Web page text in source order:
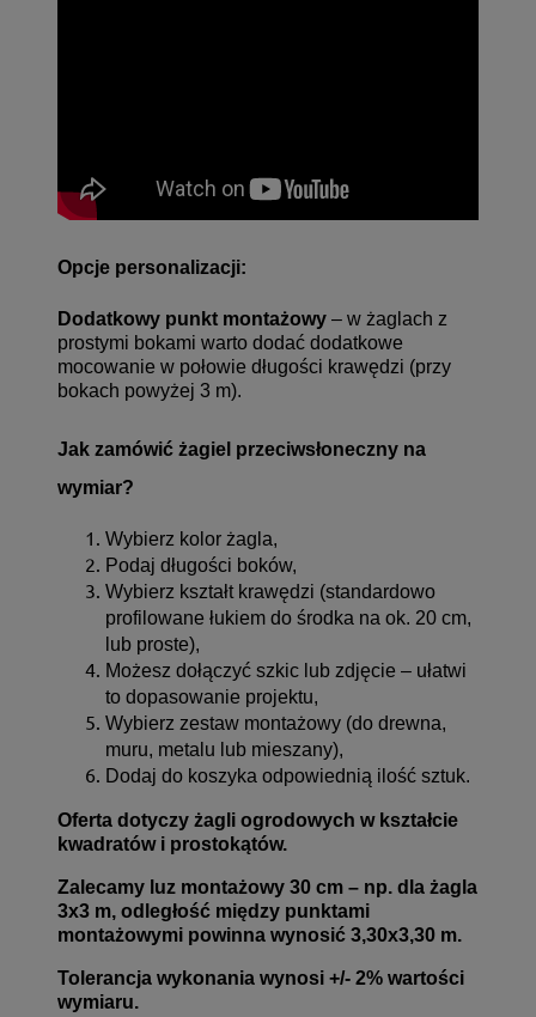
Opcje personalizacji:
Dodatkowy punkt montażowy – w żaglach z
prostymi bokami warto dodać dodatkowe
mocowanie w połowie długości krawędzi (przy
bokach powyżej 3 m).
Jak zamówić żagiel przeciwsłoneczny na
wymiar?
Wybierz kolor żagla,
Podaj długości boków,
Wybierz kształt krawędzi (standardowo
profilowane łukiem do środka na ok. 20 cm,
lub proste),
Możesz dołączyć szkic lub zdjęcie – ułatwi
to dopasowanie projektu,
Wybierz zestaw montażowy (do drewna,
muru, metalu lub mieszany),
Dodaj do koszyka odpowiednią ilość sztuk.
Oferta dotyczy żagli ogrodowych w kształcie
kwadratów i prostokątów.
Zalecamy luz montażowy 30 cm – np. dla żagla
3x3 m, odległość między punktami
montażowymi powinna wynosić 3,30x3,30 m.
Tolerancja wykonania wynosi +/- 2% wartości
wymiaru.